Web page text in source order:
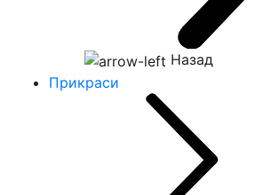
Назад
Прикраси